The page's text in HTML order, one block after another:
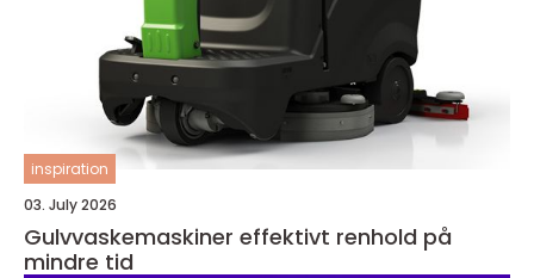
inspiration
03. July 2026
Gulvvaskemaskiner effektivt renhold på
mindre tid